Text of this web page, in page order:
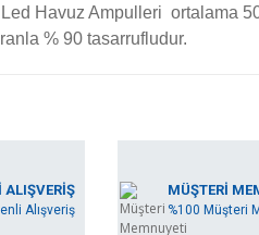
Havuz Ampulleri ortalama
% 90 tasarrufludur.
kalitesiz, bozuk veya
eksik bilgiler bulunuyor.
ALIŞVERİŞ
Alışveriş
MÜŞTERİ
%100 Müşteri